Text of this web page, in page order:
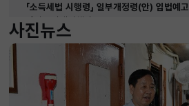
「소득세법 시행령」 일부개정령(안) 입법예고
재산소비세정책관
2026-08-07 ~ 2026-09-10
사진뉴스